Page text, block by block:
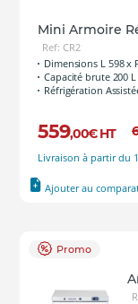
Mini Armoire
Ref: CR2
Dimensions L 598 x
Capacité brute 200 L
Réfrigération
559,00€ HT
Livraison à partir du
Ajouter au
Promo